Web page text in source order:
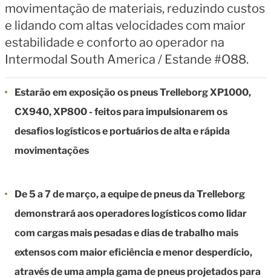
movimentação de materiais, reduzindo custos
e lidando com altas velocidades com maior
estabilidade e conforto ao operador na
Intermodal South America / Estande #O88.
Estarão em exposição os pneus Trelleborg XP1000,
CX940, XP800 - feitos para impulsionarem os
desafios logísticos e portuários de alta e rápida
movimentações
De 5 a 7 de março, a equipe de pneus da Trelleborg
demonstrará aos operadores logísticos como lidar
com cargas mais pesadas e dias de trabalho mais
extensos com maior eficiência e menor desperdício,
através de uma ampla gama de pneus projetados para